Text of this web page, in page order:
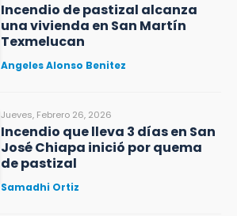
Incendio de pastizal alcanza
una vivienda en San Martín
Texmelucan
Angeles Alonso Benitez
Jueves, Febrero 26, 2026
Incendio que lleva 3 días en San
José Chiapa inició por quema
de pastizal
Samadhi Ortiz